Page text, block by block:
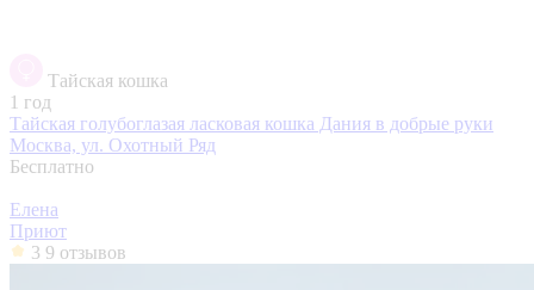
Тайская кошка
1 год
Тайская голубоглазая ласковая кошка Дания в добрые руки
Москва, ул. Охотный Ряд
Бесплатно
Елена
Приют
3 9 отзывов